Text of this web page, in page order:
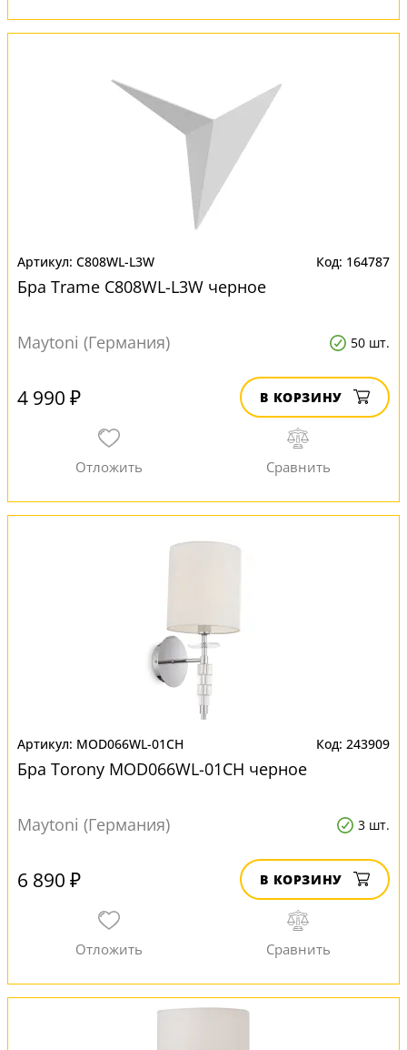
C808WL-L3W 164787
Бра Trame C808WL-L3W черное
Maytoni (Германия) 50 шт.
4 990 ₽ В КОРЗИНУ
MOD066WL-01CH 243909
Бра Torony MOD066WL-01CH черное
Maytoni (Германия) 3 шт.
6 890 ₽ В КОРЗИНУ